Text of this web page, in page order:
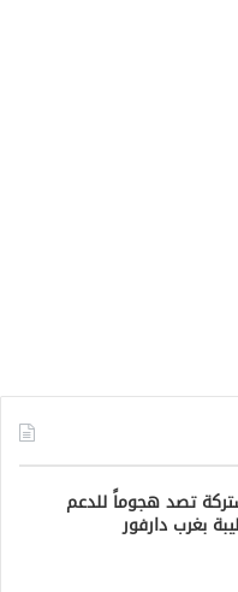
تصد هجوماً للدعم
بغرب دارفور